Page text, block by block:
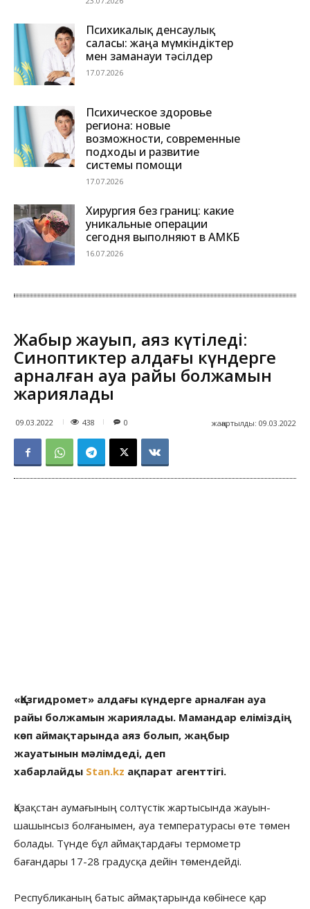
Психикалық денсаулық
саласы: жаңа мүмкіндіктер
мен заманауи тәсілдер
17.07.2026
Психическое здоровье
региона: новые
возможности, современные
подходы и развитие
системы помощи
17.07.2026
Хирургия без границ: какие
уникальные операции
сегодня выполняют в АМКБ
16.07.2026